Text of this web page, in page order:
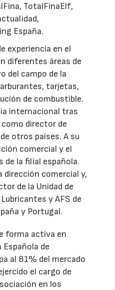
TotalFinaElf,
España.
experiencia en el
diferentes áreas de
del campo de la
tarjetas,
de combustible.
internacional tras
director de
otros países. A su
comercial y el
de la filial española.
dirección comercial y,
de la Unidad de
y AFS de
y Portugal.
forma activa en
Española de
al 81% del mercado
el cargo de
en los